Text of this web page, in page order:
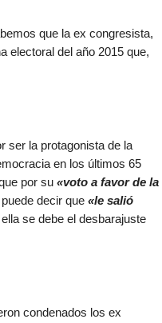
que la ex congresista,
electoral del año 2015 que,
ser la protagonista de la
en los últimos 65
por su «voto a favor de la
decir que «le salió
se debe el desbarajuste
condenados los ex